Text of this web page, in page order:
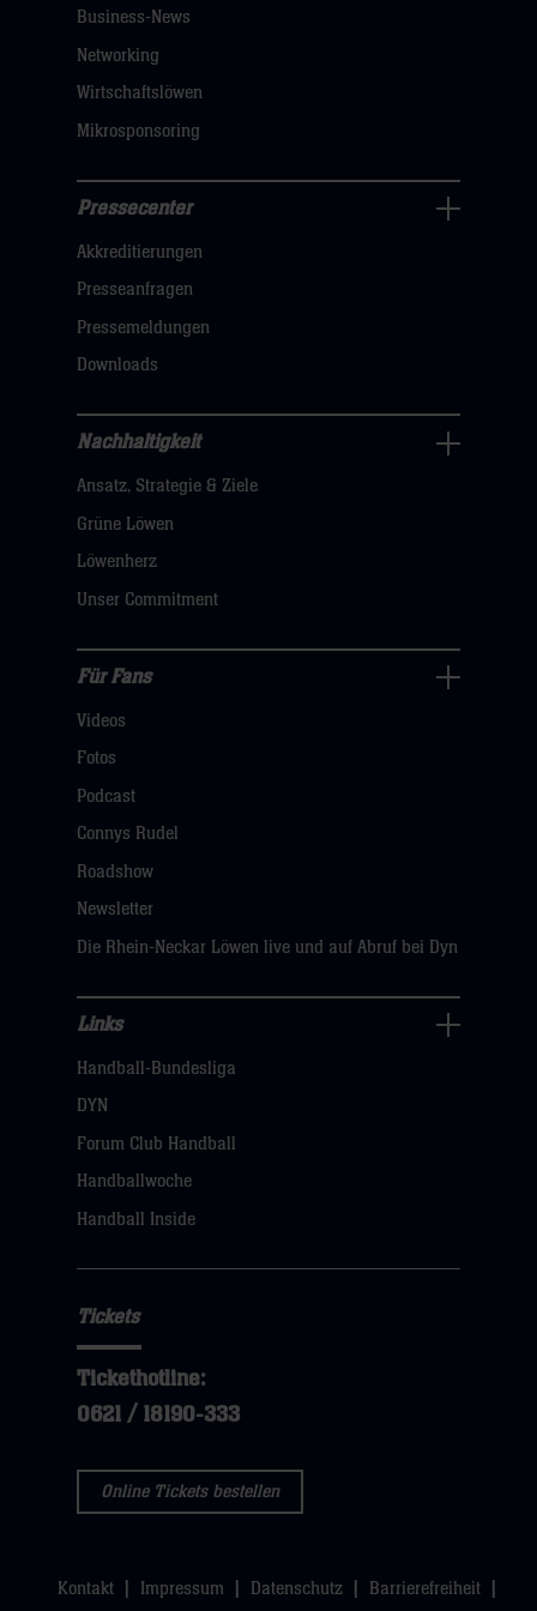
klicken
Business-News
Networking
Wirtschaftslöwen
Mikrosponsoring
Navigation
öffnen,
dann
klicken
hier
Pressecenter
Akkreditierungen
Presseanfragen
Pressemeldungen
Downloads
Nachhaltigkeit
Navigation
öffnen,
dann
hier
Nachhaltigkeit
Ansatz, Strategie & Ziele
Grüne Löwen
Löwenherz
Unser Commitment
Fans
Navigation
öffnen,
dann
hier
Für Fans
Videos
Fotos
Podcast
Connys Rudel
Roadshow
Newsletter
Die Rhein-Neckar Löwen live und auf Abruf bei Dyn
Navigation
öffnen,
dann
klicken
Links
Handball-Bundesliga
DYN
Forum Club Handball
Handballwoche
Handball Inside
Tickets
Tickethotline:
0621 / 18190-333
Online Tickets bestellen
Kontakt Impressum Datenschutz Barrierefreiheit